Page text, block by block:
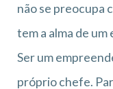
não se preocupa
tem a alma de
Ser um
próprio chefe.